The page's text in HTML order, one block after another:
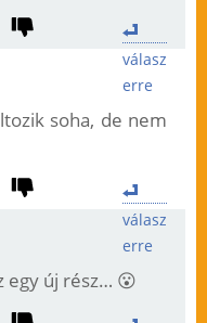
válasz
erre
soha, de nem
válasz
erre
egy új rész… 😮